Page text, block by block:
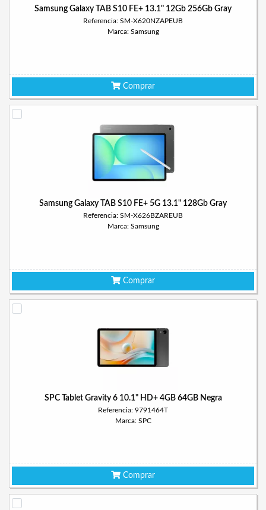
Samsung Galaxy TAB S10 FE+ 13.1" 12Gb 256Gb Gray
Referencia: SM-X620NZAPEUB
Marca: Samsung
Comprar
Samsung Galaxy TAB S10 FE+ 5G 13.1" 128Gb Gray
Referencia: SM-X626BZAREUB
Marca: Samsung
Comprar
SPC Tablet Gravity 6 10.1" HD+ 4GB 64GB Negra
Referencia: 9791464T
Marca: SPC
Comprar